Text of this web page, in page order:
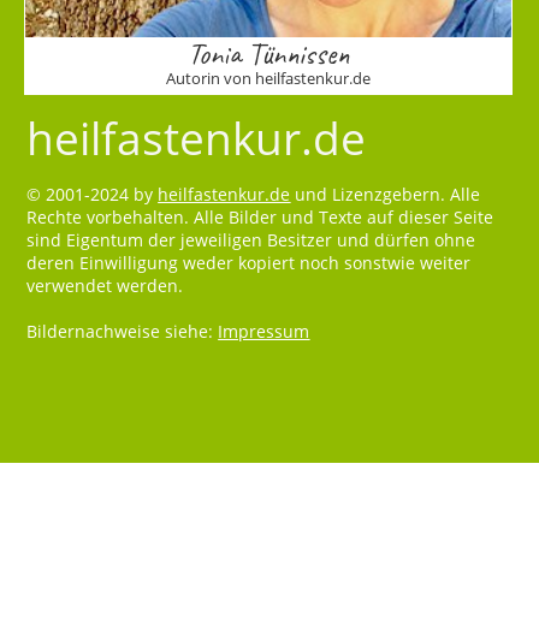
Tonia Tünnissen
Autorin von heilfastenkur.de
heilfastenkur.de
© 2001-2024 by heilfastenkur.de und Lizenzgebern. Alle
Rechte vorbehalten. Alle Bilder und Texte auf dieser Seite
sind Eigentum der jeweiligen Besitzer und dürfen ohne
deren Einwilligung weder kopiert noch sonstwie weiter
verwendet werden.
Bildernachweise siehe: Impressum